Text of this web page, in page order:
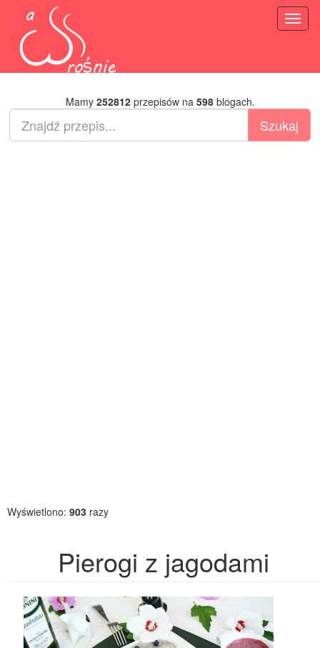
Mamy 252812przepisów na 598blogach.
Wyświetlono: 903 razy
Pierogi z jagodami